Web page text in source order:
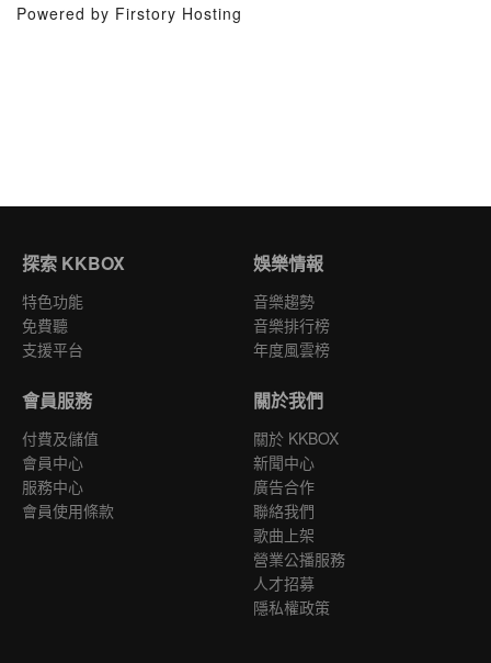
Powered by Firstory Hosting
探索 KKBOX
特色功能
免費聽
支援平台
娛樂情報
音樂趨勢
音樂排行榜
年度風雲榜
會員服務
付費及儲值
會員中心
服務中心
會員使用條款
關於我們
關於 KKBOX
新聞中心
廣告合作
聯絡我們
歌曲上架
營業公播服務
人才招募
隱私權政策